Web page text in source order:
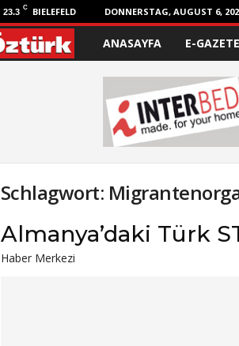
23.3 C BIELEFELD DONNERSTAG, AUGUST 6,
ANASAYFA E-GAZETE
Schlagwort:
Almanya’daki Türk
Haber Merkezi